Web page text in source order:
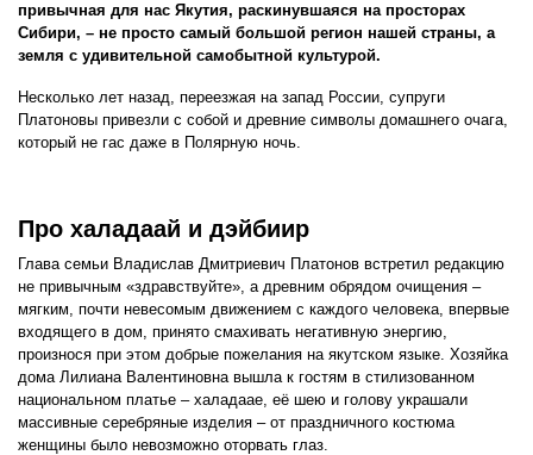
привычная для нас Якутия, раскинувшаяся на просторах
Сибири, – не просто самый большой регион нашей страны, а
земля с удивительной самобытной культурой.
Несколько лет назад, переезжая на запад России, супруги
Платоновы привезли с собой и древние символы домашнего очага,
который не гас даже в Полярную ночь.
Про халадаай и дэйбиир
Глава семьи Владислав Дмитриевич Платонов встретил редакцию
не привычным «здравствуйте», а древним обрядом очищения –
мягким, почти невесомым движением с каждого человека, впервые
входящего в дом, принято смахивать негативную энергию,
произнося при этом добрые пожелания на якутском языке. Хозяйка
дома Лилиана Валентиновна вышла к гостям в стилизованном
национальном платье – халадаае, её шею и голову украшали
массивные серебряные изделия – от праздничного костюма
женщины было невозможно оторвать глаз.